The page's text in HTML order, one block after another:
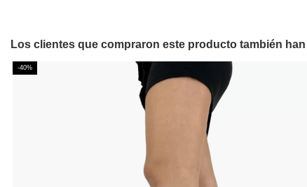
Los clientes que compraron este producto también
-40%